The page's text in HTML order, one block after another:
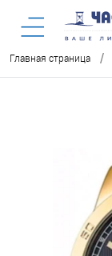
Главная страница /